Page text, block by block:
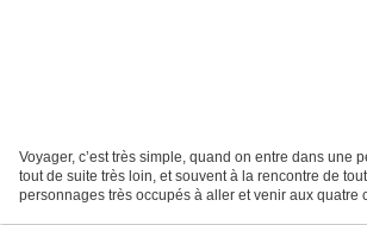
Voyager, c’est très simple, quand on entre dans une
tout de suite très loin, et souvent à la rencontre de
personnages très occupés à aller et venir aux quatre